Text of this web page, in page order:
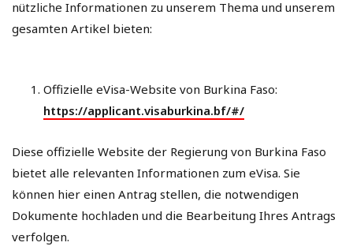
nützliche Informationen zu unserem Thema und unserem
gesamten Artikel bieten:
Offizielle eVisa-Website von Burkina Faso:
https://applicant.visaburkina.bf/#/
Diese offizielle Website der Regierung von Burkina Faso
bietet alle relevanten Informationen zum eVisa. Sie
können hier einen Antrag stellen, die notwendigen
Dokumente hochladen und die Bearbeitung Ihres Antrags
verfolgen.